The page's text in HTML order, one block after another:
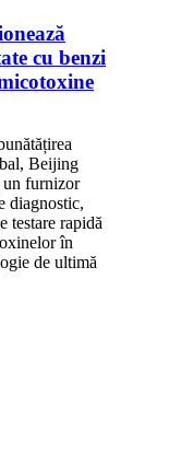
cu benzi
Beijing
furnizor
diagnostic,
testare rapidă
în
de ultimă